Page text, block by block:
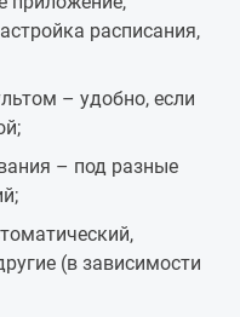
расписания,
– удобно, если
– под разные
(в зависимости